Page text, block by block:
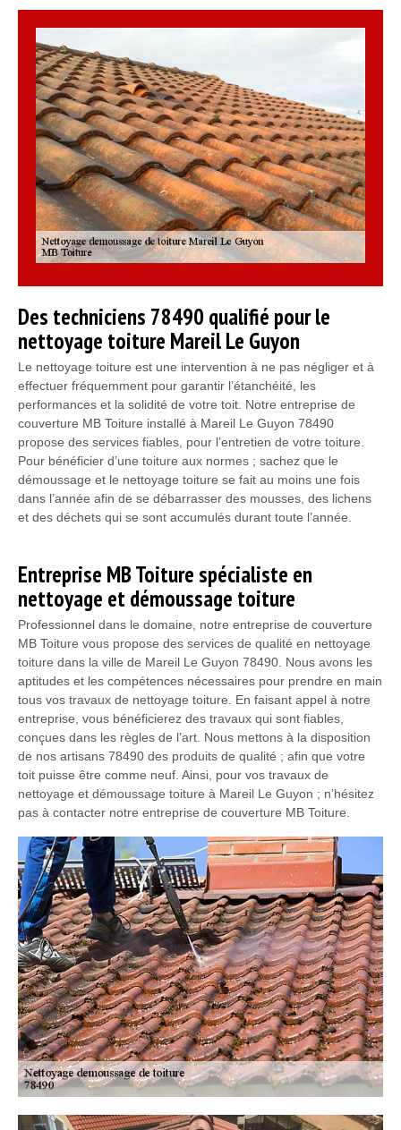
Des techniciens 78490 qualifié pour le
nettoyage toiture Mareil Le Guyon
Le nettoyage toiture est une intervention à ne pas négliger et à
effectuer fréquemment pour garantir l’étanchéité, les
performances et la solidité de votre toit. Notre entreprise de
couverture MB Toiture installé à Mareil Le Guyon 78490
propose des services fiables, pour l’entretien de votre toiture.
Pour bénéficier d’une toiture aux normes ; sachez que le
démoussage et le nettoyage toiture se fait au moins une fois
dans l’année afin de se débarrasser des mousses, des lichens
et des déchets qui se sont accumulés durant toute l’année.
Entreprise MB Toiture spécialiste en
nettoyage et démoussage toiture
Professionnel dans le domaine, notre entreprise de couverture
MB Toiture vous propose des services de qualité en nettoyage
toiture dans la ville de Mareil Le Guyon 78490. Nous avons les
aptitudes et les compétences nécessaires pour prendre en main
tous vos travaux de nettoyage toiture. En faisant appel à notre
entreprise, vous bénéficierez des travaux qui sont fiables,
conçues dans les règles de l’art. Nous mettons à la disposition
de nos artisans 78490 des produits de qualité ; afin que votre
toit puisse être comme neuf. Ainsi, pour vos travaux de
nettoyage et démoussage toiture à Mareil Le Guyon ; n’hésitez
pas à contacter notre entreprise de couverture MB Toiture.